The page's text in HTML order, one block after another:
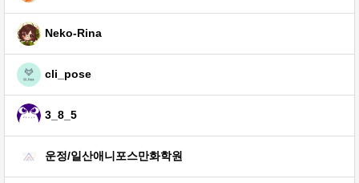
Neko-Rina
cli_pose
3_8_5
운정/일산애니포스만화학원